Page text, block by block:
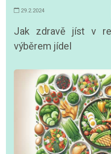
29.2.2024
Jak zdravě jíst v
výběrem jídel